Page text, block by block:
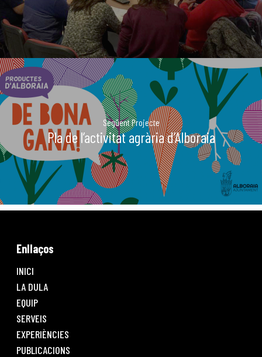
Següent Projecte
Pla de l’activitat agrària d’Alboraia
Enllaços
INICI
LA DULA
EQUIP
SERVEIS
EXPERIÈNCIES
PUBLICACIONS